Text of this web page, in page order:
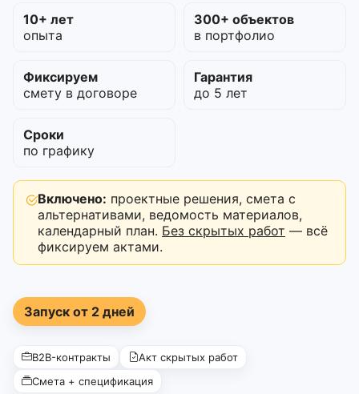
10+ лет
опыта
300+ объектов
в портфолио
Фиксируем
смету в договоре
Гарантия
до 5 лет
Сроки
по графику
Включено: проектные решения, смета с
альтернативами, ведомость материалов,
календарный план. Без скрытых работ — всё
фиксируем актами.
Запуск от 2 дней
B2B-контракты
Акт скрытых работ
Смета + спецификация